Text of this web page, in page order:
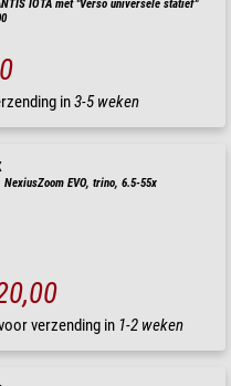
IOTA met "Verso universele statief"
in3-5 weken
NexiusZoom EVO, trino, 6.5-55x
verzending in 1-2 weken